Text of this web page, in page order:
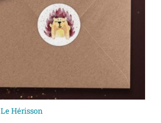
Le Hérisson